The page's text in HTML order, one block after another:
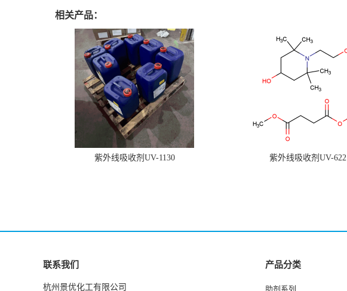
相关产品：
紫外线吸收剂UV-1130 紫外线吸收剂UV-622
联系我们
杭州景优化工有限公司
产品分类
助剂系列